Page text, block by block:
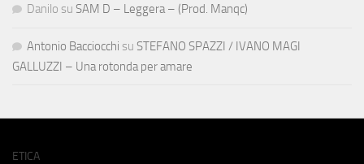
Danilo su SAM D – Leggera – (Prod. Manqc)
Antonio Bacciocchi su STEFANO SPAZZI / IVANO MAGI
GALLUZZI – Una rotonda per amare
ETICA